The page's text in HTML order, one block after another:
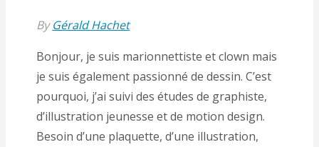
By Gérald Hachet
Bonjour, je suis marionnettiste et clown mais
je suis également passionné de dessin. C’est
pourquoi, j’ai suivi des études de graphiste,
d’illustration jeunesse et de motion design.
Besoin d’une plaquette, d’une illustration,